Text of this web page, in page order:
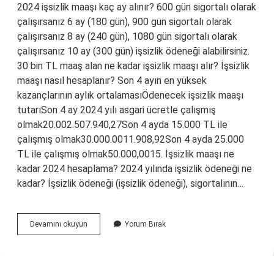
2024 işsizlik maaşı kaç ay alınır? 600 gün sigortalı olarak
çalışırsanız 6 ay (180 gün), 900 gün sigortalı olarak
çalışırsanız 8 ay (240 gün), 1080 gün sigortalı olarak
çalışırsanız 10 ay (300 gün) işsizlik ödeneği alabilirsiniz.
30 bin TL maaş alan ne kadar işsizlik maaşı alır? İşsizlik
maaşı nasıl hesaplanır? Son 4 ayın en yüksek
kazançlarının aylık ortalamasıÖdenecek işsizlik maaşı
tutarıSon 4 ay 2024 yılı asgari ücretle çalışmış
olmak20.002.507.940,27Son 4 ayda 15.000 TL ile
çalışmış olmak30.000.0011.908,92Son 4 ayda 25.000
TL ile çalışmış olmak50.000,0015. İşsizlik maaşı ne
kadar 2024 hesaplama? 2024 yılında işsizlik ödeneği ne
kadar? İşsizlik ödeneği (işsizlik ödeneği), sigortalının…
Devamını okuyun
Üst
Yorum Bırak